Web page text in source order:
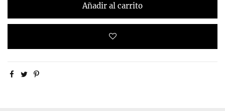
Añadir al carrito